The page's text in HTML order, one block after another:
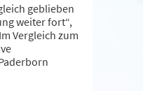
geblieben
weiter fort“,
Vergleich zum